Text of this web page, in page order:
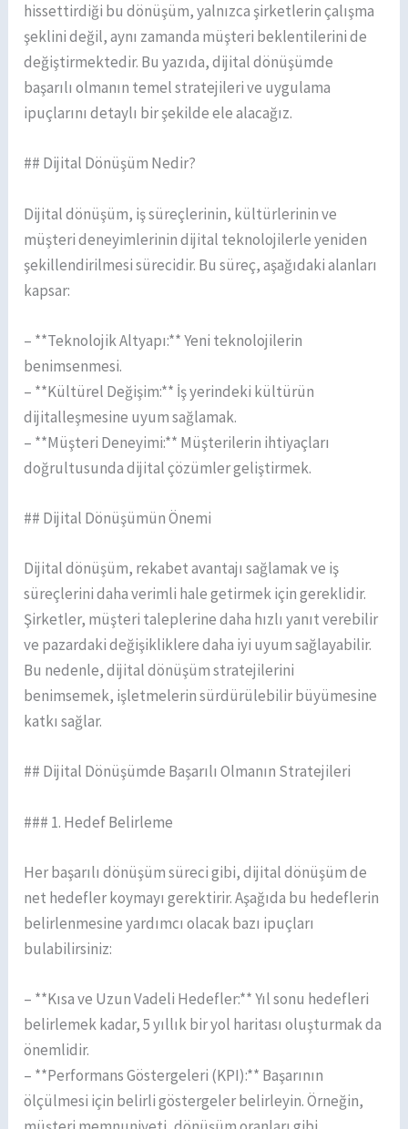
hissettirdiği bu dönüşüm, yalnızca şirketlerin çalışma
şeklini değil, aynı zamanda müşteri beklentilerini de
değiştirmektedir. Bu yazıda, dijital dönüşümde
başarılı olmanın temel stratejileri ve uygulama
ipuçlarını detaylı bir şekilde ele alacağız.
## Dijital Dönüşüm Nedir?
Dijital dönüşüm, iş süreçlerinin, kültürlerinin ve
müşteri deneyimlerinin dijital teknolojilerle yeniden
şekillendirilmesi sürecidir. Bu süreç, aşağıdaki alanları
kapsar:
– **Teknolojik Altyapı:** Yeni teknolojilerin
benimsenmesi.
– **Kültürel Değişim:** İş yerindeki kültürün
dijitalleşmesine uyum sağlamak.
– **Müşteri Deneyimi:** Müşterilerin ihtiyaçları
doğrultusunda dijital çözümler geliştirmek.
## Dijital Dönüşümün Önemi
Dijital dönüşüm, rekabet avantajı sağlamak ve iş
süreçlerini daha verimli hale getirmek için gereklidir.
Şirketler, müşteri taleplerine daha hızlı yanıt verebilir
ve pazardaki değişikliklere daha iyi uyum sağlayabilir.
Bu nedenle, dijital dönüşüm stratejilerini
benimsemek, işletmelerin sürdürülebilir büyümesine
katkı sağlar.
## Dijital Dönüşümde Başarılı Olmanın Stratejileri
### 1. Hedef Belirleme
Her başarılı dönüşüm süreci gibi, dijital dönüşüm de
net hedefler koymayı gerektirir. Aşağıda bu hedeflerin
belirlenmesine yardımcı olacak bazı ipuçları
bulabilirsiniz:
– **Kısa ve Uzun Vadeli Hedefler:** Yıl sonu hedefleri
belirlemek kadar, 5 yıllık bir yol haritası oluşturmak da
önemlidir.
– **Performans Göstergeleri (KPI):** Başarının
ölçülmesi için belirli göstergeler belirleyin. Örneğin,